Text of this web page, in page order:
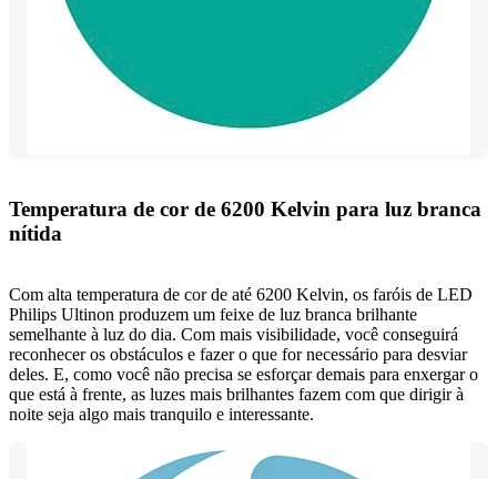
Temperatura de cor de 6200 Kelvin para luz branca
nítida
Com alta temperatura de cor de até 6200 Kelvin, os faróis de LED
Philips Ultinon produzem um feixe de luz branca brilhante
semelhante à luz do dia. Com mais visibilidade, você conseguirá
reconhecer os obstáculos e fazer o que for necessário para desviar
deles. E, como você não precisa se esforçar demais para enxergar o
que está à frente, as luzes mais brilhantes fazem com que dirigir à
noite seja algo mais tranquilo e interessante.